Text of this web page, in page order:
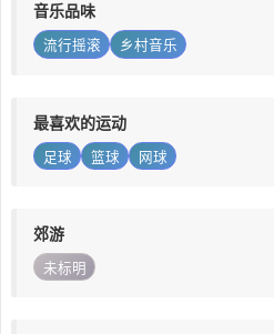
音乐品味
流行摇滚 乡村音乐
最喜欢的运动
足球 篮球 网球
郊游
未标明